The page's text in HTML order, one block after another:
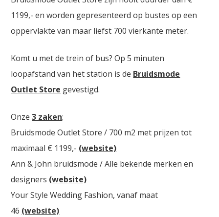
1199,- en worden gepresenteerd op bustes op een
oppervlakte van maar liefst 700 vierkante meter.
Komt u met de trein of bus? Op 5 minuten
loopafstand van het station is de Bruidsmode
Outlet Store gevestigd.
Onze3 zaken:
Bruidsmode Outlet Store / 700 m2 met prijzen tot
maximaal € 1199,- (website)
Ann & John bruidsmode / Alle bekende merken en
designers (website)
Your Style Wedding Fashion, vanaf maat
46 (website)